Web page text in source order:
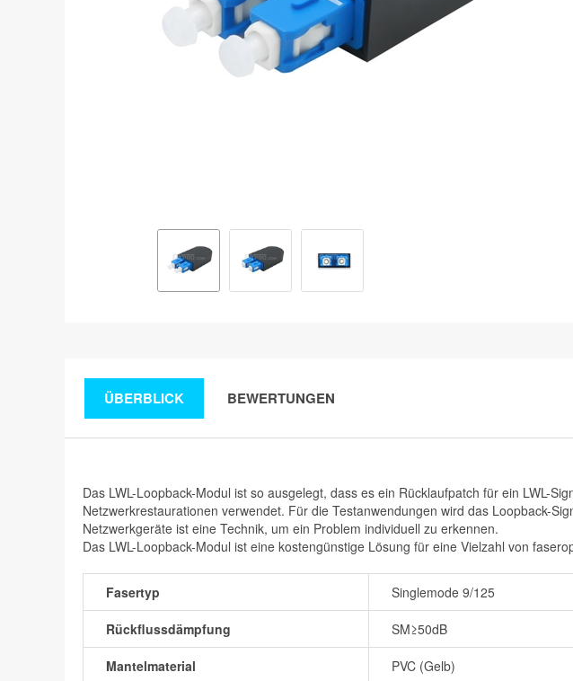
ÜBERBLICK BEWERTUNGEN
Das LWL-Loopback-Modul ist so ausgelegt, dass es ein Rücklaufpatch für ein LWL-
Netzwerkrestaurationen verwendet. Für die Testanwendungen wird das Loopback-
Netzwerkgeräte ist eine Technik, um ein Problem individuell zu erkennen.
Das LWL-Loopback-Modul ist eine kostengünstige Lösung für eine Vielzahl von
Fasertyp Singlemode 9/125
Rückflussdämpfung SM≥50dB
Mantelmaterial PVC (Gelb)